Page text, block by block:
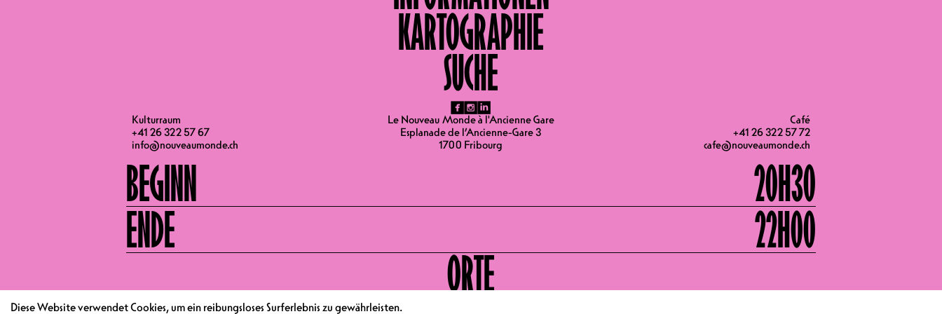
KARTOGRAPHIE
SUCHE
fb ig li
Kulturraum
+41 26 322 57 67
info@nouveaumonde.ch
Le Nouveau Monde à l'Ancienne Gare
Esplanade de l’Ancienne-Gare 3
1700 Fribourg
Café
+41 26 322 57 72
cafe@nouveaumonde.ch
– Grand prix du Jury 2019 du Festival National des Humoriste de Tournon
ZEITEN 16.02.2024
TÜRÖFFNUNG
20H00
BEGINN
20H30
ENDE
22H00
ORTE
Diese Website verwendet Cookies, um ein reibungsloses Surferlebnis zu gewährleisten.